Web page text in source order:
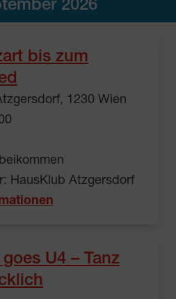
2026
bis zum
1230 Wien
HausKlub Atzgersdorf
U4 – Tanz